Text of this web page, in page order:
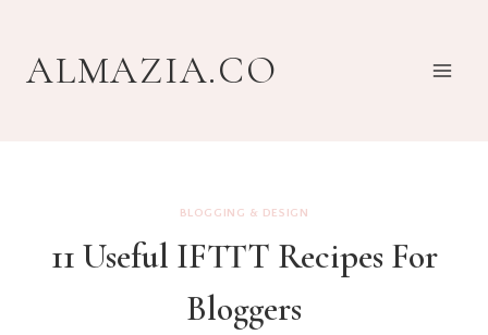
contentALMAZIA.CO
BLOGGING & DESIGN
11 Useful IFTTT Recipes For
Bloggers